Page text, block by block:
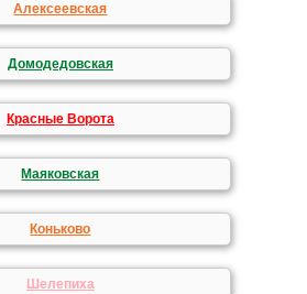
Алексеевская
Домодедовская
Красные Ворота
Маяковская
Коньково
Шелепиха